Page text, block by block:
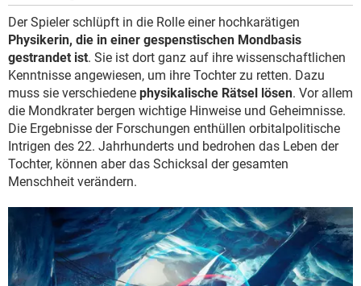
Der Spieler schlüpft in die Rolle einer hochkarätigen
Physikerin, die in einer gespenstischen Mondbasis
gestrandet ist. Sie ist dort ganz auf ihre wissenschaftlichen
Kenntnisse angewiesen, um ihre Tochter zu retten. Dazu
muss sie verschiedene physikalische Rätsel lösen. Vor allem
die Mondkrater bergen wichtige Hinweise und Geheimnisse.
Die Ergebnisse der Forschungen enthüllen orbitalpolitische
Intrigen des 22. Jahrhunderts und bedrohen das Leben der
Tochter, können aber das Schicksal der gesamten
Menschheit verändern.